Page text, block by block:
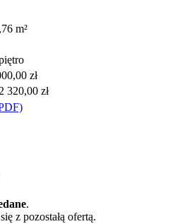
m²
zł
320,00 zł
.
z pozostałą ofertą.